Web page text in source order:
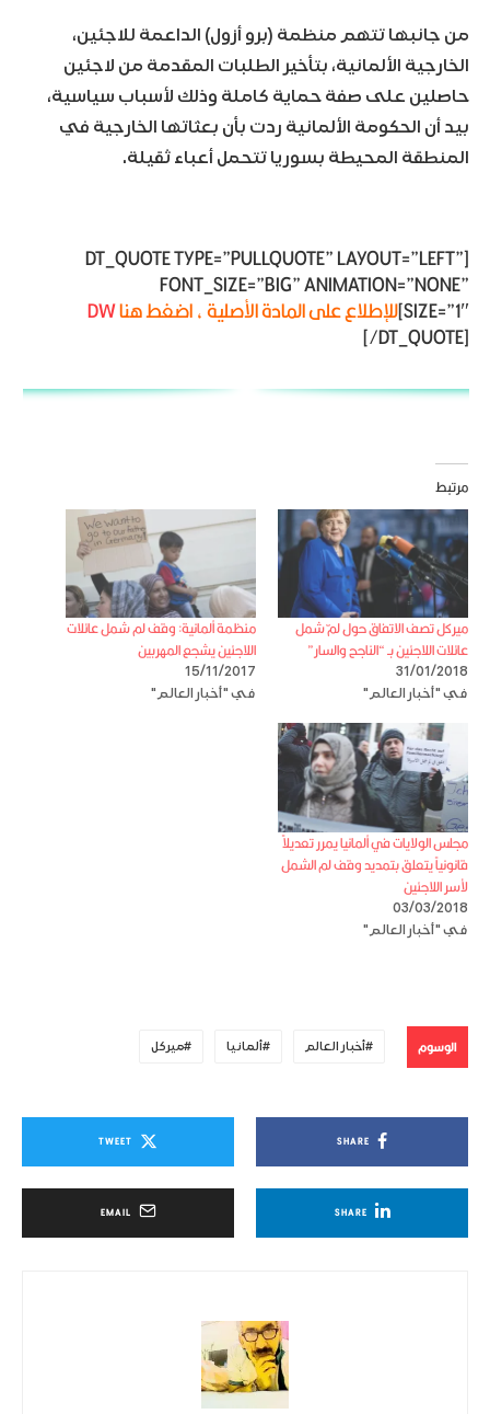
من جانبها تتهم منظمة (برو أزول) الداعمة للاجئين،
الخارجية الألمانية، بتأخير الطلبات المقدمة من لاجئين
حاصلين على صفة حماية كاملة وذلك لأسباب سياسية،
بيد أن الحكومة الألمانية ردت بأن بعثاتها الخارجية في
المنطقة المحيطة بسوريا تتحمل أعباء ثقيلة.
[DT_QUOTE TYPE=”PULLQUOTE” LAYOUT=”LEFT”
FONT_SIZE=”BIG” ANIMATION=”NONE”
SIZE=”1″]للإطلاع على المادة الأصلية ، اضغط هناDW
[/DT_QUOTE]
مرتبط
ميركل تصف الاتفاق حول لمّ شمل
عائلات اللاجئين بـ “الناجح والسار”
31/01/2018
في "أخبار العالم"
منظمة ألمانية: وقف لم شمل عائلات
اللاجئين يشجع المهربين
15/11/2017
في "أخبار العالم"
مجلس الولايات في ألمانيا يمرر تعديلاً
قانونياً يتعلق بتمديد وقف لم الشمل
لأسر اللاجئين
03/03/2018
في "أخبار العالم"
الوسوم أخبار العالم ألمانيا ميركل
SHARE
TWEET
SHARE
EMAIL